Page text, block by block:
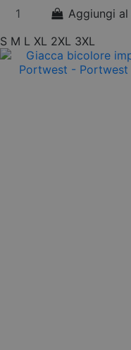
Aggiungi
S M L XL 2XL 3XL